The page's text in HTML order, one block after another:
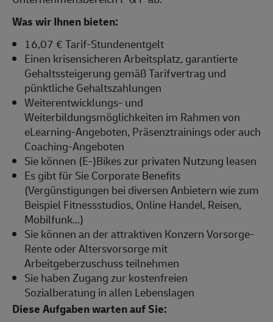
Was wir Ihnen bieten:
16,07 € Tarif-Stundenentgelt
Einen krisensicheren Arbeitsplatz, garantierte
Gehaltssteigerung gemäß Tarifvertrag und
pünktliche Gehaltszahlungen
Weiterentwicklungs- und
Weiterbildungsmöglichkeiten im Rahmen von
eLearning-Angeboten, Präsenztrainings oder auch
Coaching-Angeboten
Sie können (E-)Bikes zur privaten Nutzung leasen
Es gibt für Sie Corporate Benefits
(Vergünstigungen bei diversen Anbietern wie zum
Beispiel Fitnessstudios, Online Handel, Reisen,
Mobilfunk...)
Sie können an der attraktiven Konzern Vorsorge-
Rente oder Altersvorsorge mit
Arbeitgeberzuschuss teilnehmen
Sie haben Zugang zur kostenfreien
Sozialberatung in allen Lebenslagen
Diese Aufgaben warten auf Sie: